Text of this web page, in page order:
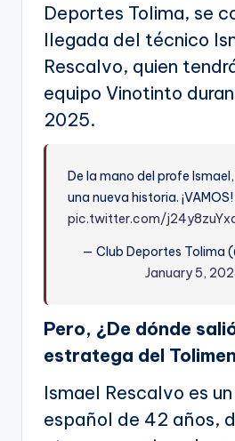
Deportes Tolima, se
llegada del técnico
Rescalvo, quien
equipo Vinotinto
2025.
De la mano del profe
una nueva historia.
pic.twitter.com/
— Club Deportes Tolima
January 5,
Pero, ¿De dónde
estratega del
Ismael Rescalvo es
español de 42 años,